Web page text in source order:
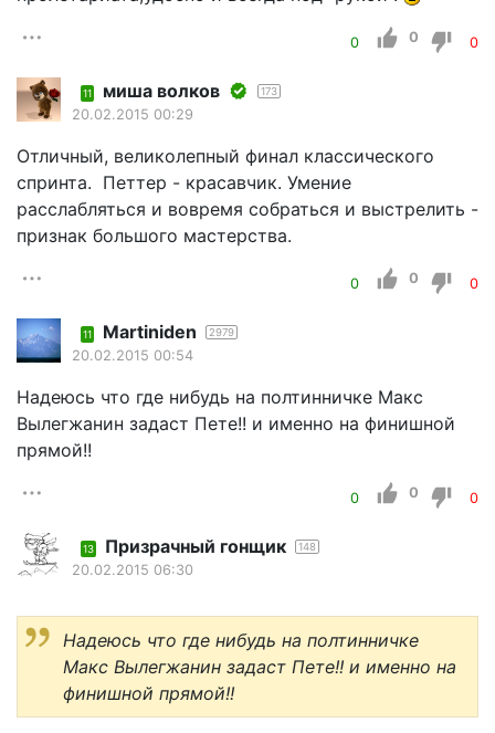
0 0 0
11 миша волков 173
20.02.2015 00:29
Отличный, великолепный финал классического
спринта. Петтер - красавчик. Умение
расслабляться и вовремя собраться и выстрелить -
признак большого мастерства.
0 0 0
11 Martiniden 2979
20.02.2015 00:54
Надеюсь что где нибудь на полтинничке Макс
Вылегжанин задаст Пете!! и именно на финишной
прямой!!
0 0 0
13 Призрачный гонщик 148
20.02.2015 06:30
Надеюсь что где нибудь на полтинничке
Макс Вылегжанин задаст Пете!! и именно на
финишной прямой!!